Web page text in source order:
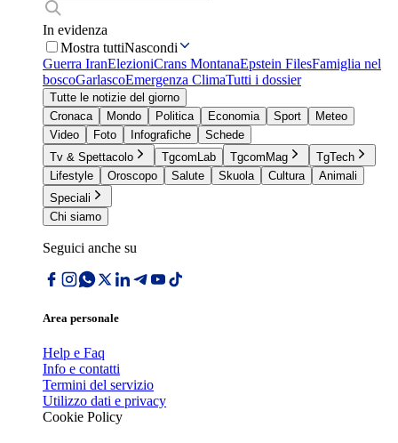
In evidenza
Mostra tuttiNascondi
Guerra IranElezioniCrans MontanaEpstein FilesFamiglia nel
boscoGarlascoEmergenza ClimaTutti i dossier
Tutte le notizie del giorno
Cronaca
Mondo Politica Economia Sport
Meteo
Video
Foto Infografiche
Schede
Tv & Spettacolo
TgcomLab TgcomMag
TgTech
Lifestyle
Oroscopo Salute Skuola Cultura
Animali
Speciali
Chi siamo
Seguici anche su
Area personale
Help e Faq
Info e contatti
Termini del servizio
Utilizzo dati e privacy
Cookie Policy